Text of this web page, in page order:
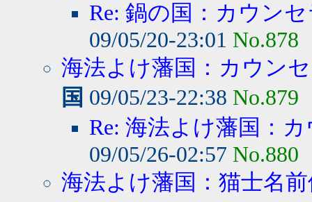
Re: 鍋の国：カウン
09/05/20-23:01 No.878
海法よけ藩国：カウン
国 09/05/23-22:38 No.879
Re: 海法よけ藩国：
09/05/26-02:57 No.880
海法よけ藩国：猫士名